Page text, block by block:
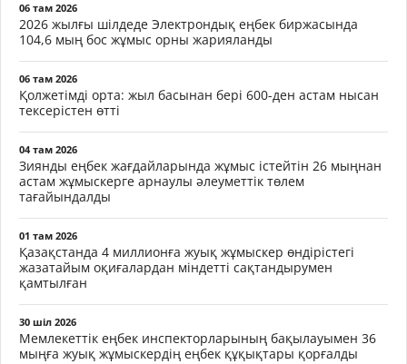
06 там 2026
2026 жылғы шілдеде Электрондық еңбек биржасында
104,6 мың бос жұмыс орны жарияланды
06 там 2026
Қолжетімді орта: жыл басынан бері 600-ден астам нысан
тексерістен өтті
04 там 2026
Зиянды еңбек жағдайларында жұмыс істейтін 26 мыңнан
астам жұмыскерге арнаулы әлеуметтік төлем
тағайындалды
01 там 2026
Қазақстанда 4 миллионға жуық жұмыскер өндірістегі
жазатайым оқиғалардан міндетті сақтандырумен
қамтылған
30 шіл 2026
Мемлекеттік еңбек инспекторларының бақылауымен 36
мыңға жуық жұмыскердің еңбек құқықтары қорғалды